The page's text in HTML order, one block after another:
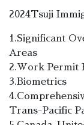
2024Tsuji
1.Significant
Areas
2.Work Permit
3.Biometrics
Trans-Pacific